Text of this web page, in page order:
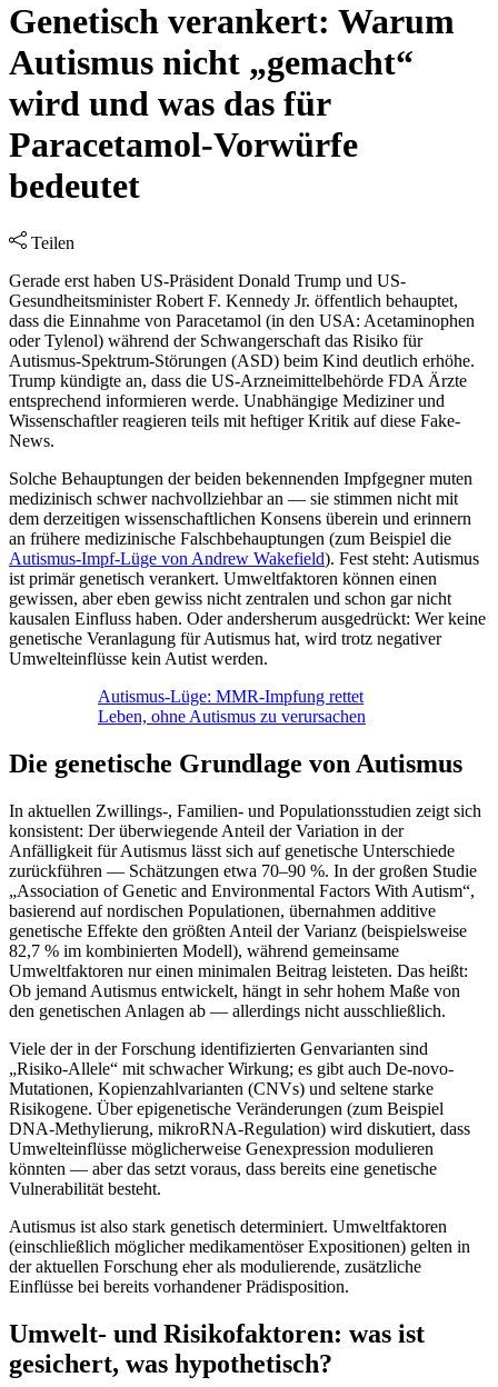
Genetisch verankert: Warum
Autismus nicht „gemacht“
wird und was das für
Paracetamol-Vorwürfe
bedeutet
Teilen
Gerade erst haben US-Präsident Donald Trump und US-
Gesundheitsminister Robert F. Kennedy Jr. öffentlich behauptet,
dass die Einnahme von Paracetamol (in den USA: Acetaminophen
oder Tylenol) während der Schwangerschaft das Risiko für
Autismus-Spektrum-Störungen (ASD) beim Kind deutlich erhöhe.
Trump kündigte an, dass die US-Arzneimittelbehörde FDA Ärzte
entsprechend informieren werde. Unabhängige Mediziner und
Wissenschaftler reagieren teils mit heftiger Kritik auf diese Fake-
News.
Solche Behauptungen der beiden bekennenden Impfgegner muten
medizinisch schwer nachvollziehbar an — sie stimmen nicht mit
dem derzeitigen wissenschaftlichen Konsens überein und erinnern
an frühere medizinische Falschbehauptungen (zum Beispiel die
Autismus-Impf-Lüge von Andrew Wakefield). Fest steht: Autismus
ist primär genetisch verankert. Umweltfaktoren können einen
gewissen, aber eben gewiss nicht zentralen und schon gar nicht
kausalen Einfluss haben. Oder andersherum ausgedrückt: Wer keine
genetische Veranlagung für Autismus hat, wird trotz negativer
Umwelteinflüsse kein Autist werden.
Autismus-Lüge: MMR-Impfung rettet
Leben, ohne Autismus zu verursachen
Die genetische Grundlage von Autismus
In aktuellen Zwillings-, Familien- und Populationsstudien zeigt sich
konsistent: Der überwiegende Anteil der Variation in der
Anfälligkeit für Autismus lässt sich auf genetische Unterschiede
zurückführen — Schätzungen etwa 70–90 %. In der großen Studie
„Association of Genetic and Environmental Factors With Autism“,
basierend auf nordischen Populationen, übernahmen additive
genetische Effekte den größten Anteil der Varianz (beispielsweise
82,7 % im kombinierten Modell), während gemeinsame
Umweltfaktoren nur einen minimalen Beitrag leisteten. Das heißt:
Ob jemand Autismus entwickelt, hängt in sehr hohem Maße von
den genetischen Anlagen ab — allerdings nicht ausschließlich.
Viele der in der Forschung identifizierten Genvarianten sind
„Risiko-Allele“ mit schwacher Wirkung; es gibt auch De-novo-
Mutationen, Kopienzahlvarianten (CNVs) und seltene starke
Risikogene. Über epigenetische Veränderungen (zum Beispiel
DNA-Methylierung, mikroRNA-Regulation) wird diskutiert, dass
Umwelteinflüsse möglicherweise Genexpression modulieren
könnten — aber das setzt voraus, dass bereits eine genetische
Vulnerabilität besteht.
Autismus ist also stark genetisch determiniert. Umweltfaktoren
(einschließlich möglicher medikamentöser Expositionen) gelten in
der aktuellen Forschung eher als modulierende, zusätzliche
Einflüsse bei bereits vorhandener Prädisposition.
Umwelt- und Risikofaktoren: was ist
gesichert, was hypothetisch?